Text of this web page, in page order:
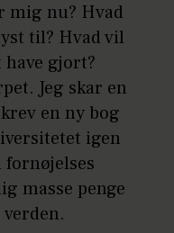
mig nu? Hvad
til? Hvad vil
gjort?
Jeg skar en
en ny bog
igen
fornøjelses
masse penge